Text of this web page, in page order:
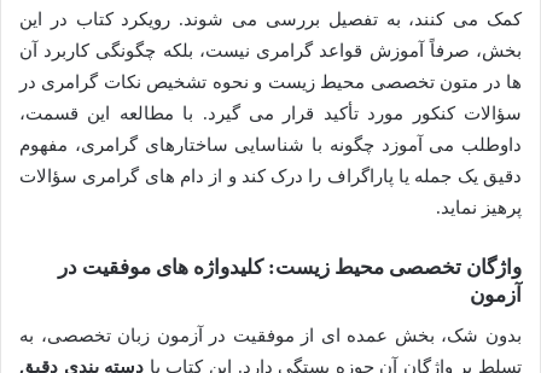
کمک می کنند، به تفصیل بررسی می شوند. رویکرد کتاب در این
بخش، صرفاً آموزش قواعد گرامری نیست، بلکه چگونگی کاربرد آن
ها در متون تخصصی محیط زیست و نحوه تشخیص نکات گرامری در
سؤالات کنکور مورد تأکید قرار می گیرد. با مطالعه این قسمت،
داوطلب می آموزد چگونه با شناسایی ساختارهای گرامری، مفهوم
دقیق یک جمله یا پاراگراف را درک کند و از دام های گرامری سؤالات
پرهیز نماید.
واژگان تخصصی محیط زیست: کلیدواژه های موفقیت در
آزمون
بدون شک، بخش عمده ای از موفقیت در آزمون زبان تخصصی، به
تسلط بر واژگان آن حوزه بستگی دارد. این کتاب با دسته بندی دقیق